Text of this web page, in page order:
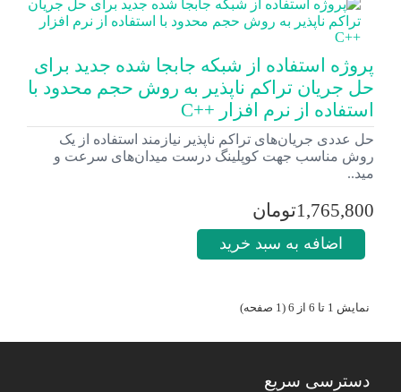
پروژه استفاده از شبکه جابجا شده جدید برای
حل جریان تراکم ناپذیر به روش حجم محدود با
استفاده از نرم افزار ++C
حل عددی جریان‌های تراکم ناپذیر نیازمند استفاده از یک
روش مناسب جهت کوپلینگ درست میدان‌های سرعت و
مید..
1,765,800تومان
اضافه به سبد خرید
نمایش 1 تا 6 از 6 (1 صفحه)
دسترسی سریع